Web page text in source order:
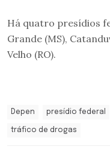
Há quatro presídios
Grande (MS),
Velho (RO).
Depen presídio federal
tráfico de drogas